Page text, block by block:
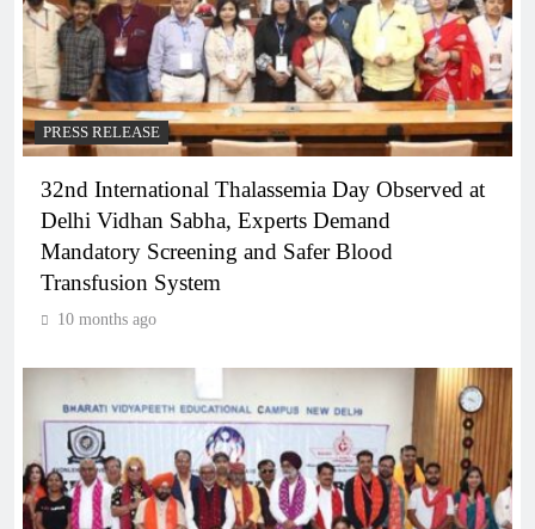
PRESS RELEASE
32nd International Thalassemia Day Observed at
Delhi Vidhan Sabha, Experts Demand
Mandatory Screening and Safer Blood
Transfusion System
10 months ago